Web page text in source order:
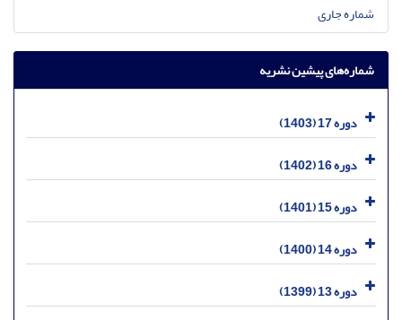
شماره جاری
شماره‌های پیشین نشریه
دوره 17 (1403)
دوره 16 (1402)
دوره 15 (1401)
دوره 14 (1400)
دوره 13 (1399)